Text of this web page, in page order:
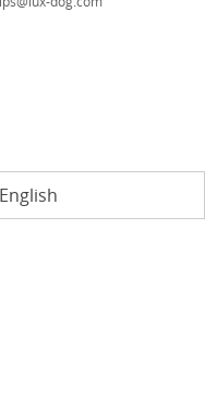
English